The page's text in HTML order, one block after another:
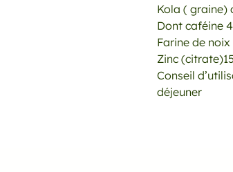
Kola ( graine)
Dont caféine
Farine de
Zinc
Conseil
déjeuner